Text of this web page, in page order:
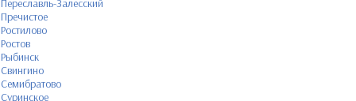
Переславль-Залесский
Пречистое
Ростилово
Ростов
Рыбинск
Свингино
Семибратово
Суринское